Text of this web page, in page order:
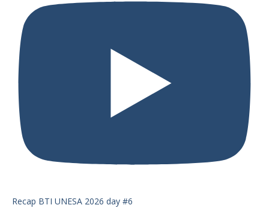
Recap BTI UNESA 2026 day #6